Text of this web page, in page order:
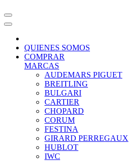
QUIENES SOMOS
COMPRAR
MARCAS
AUDEMARS PIGUET
BREITLING
BULGARI
CARTIER
CHOPARD
CORUM
FESTINA
GIRARD PERREGAUX
HUBLOT
IWC